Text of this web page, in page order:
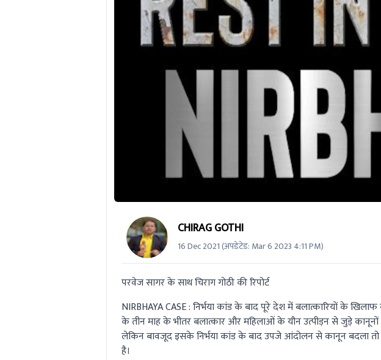
CHIRAG GOTHI
16 Dec 2021(अपडेटेड: Mar 6 2023 4:11 PM)
परवेज सागर के साथ चिराग गोठी की रिपोर्ट
NIRBHAYA CASE :निर्भया कांड के बाद पूरे देश में बलात्कारियों के
के तीन माह के भीतर बलात्कार और महिलाओं के यौन उत्पीड़न से जुड़े
लेकिन बावजूद इसके निर्भया कांड के बाद उपजे आंदोलन से कानून बदला
है।